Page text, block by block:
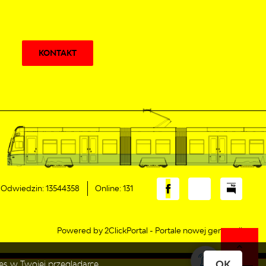
KONTAKT
Odwiedzin: 13544358 Online: 131
Powered by2ClickPortal - Portale nowej generacji
w Twojej przeglądarce.